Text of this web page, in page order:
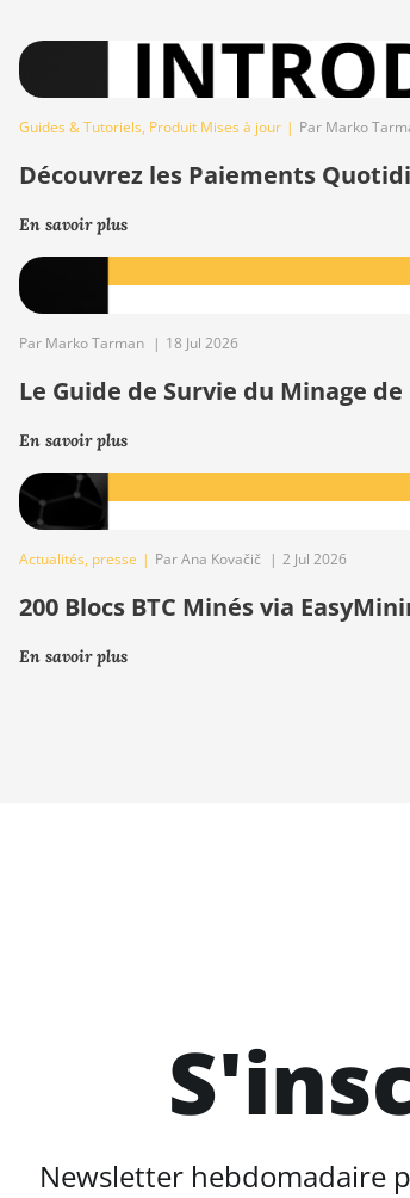
Guides & Tutoriels, Produit Mises à jour | Par Marko
Découvrez les Paiements
En savoir plus
Par Marko Tarman | 18 Jul 2026
Le Guide de Survie du Minage
En savoir plus
Actualités, presse | Par Ana Kovačič | 2 Jul 2026
200 Blocs BTC Minés via
En savoir plus
Newsletter hebdomadaire